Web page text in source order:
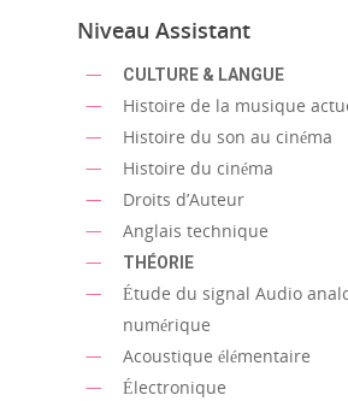
Niveau Assistant
CULTURE & LANGUE
Histoire de la musique
Histoire du son au cinéma
Histoire du cinéma
Droits d’Auteur
Anglais technique
THÉORIE
Étude du signal Audio
numérique
Acoustique élémentaire
Électronique